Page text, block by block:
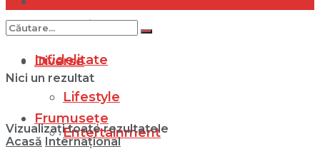
Internațional
Diverse
Lifestyle
Entertainment
Infidelitate
Frumusețe
Nici un rezultat
Vizualizați toate rezultatele
Acasă Internațional